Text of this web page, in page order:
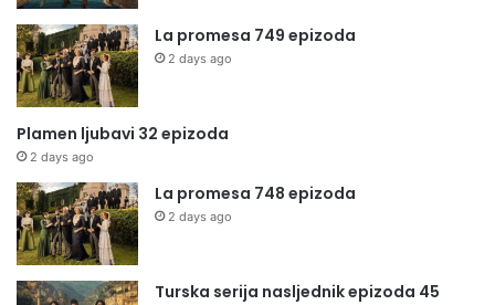
La promesa 749 epizoda
2 days ago
Plamen ljubavi 32 epizoda
2 days ago
La promesa 748 epizoda
2 days ago
Turska serija nasljednik epizoda 45